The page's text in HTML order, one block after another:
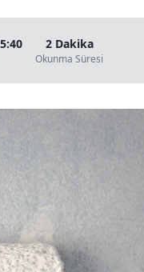
2 Dakika
Okunma Süresi